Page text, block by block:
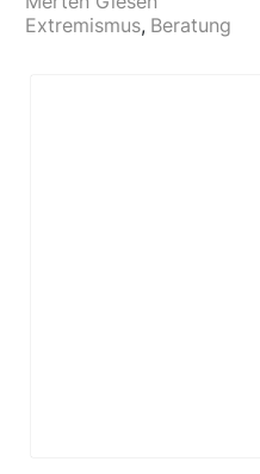
Extremismus Beratung